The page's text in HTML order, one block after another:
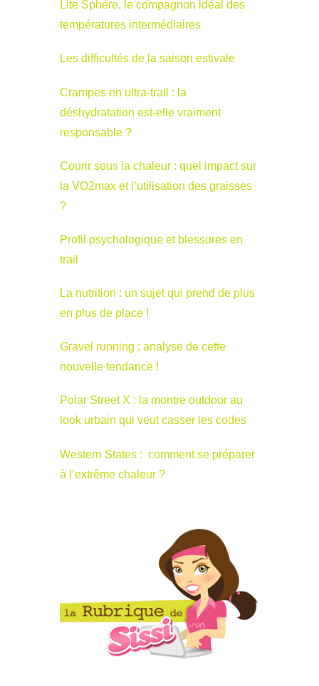
Lite Sphère, le compagnon idéal des
températures intermédiaires
Les difficultés de la saison estivale
Crampes en ultra-trail : la
déshydratation est-elle vraiment
responsable ?
Courir sous la chaleur : quel impact sur
la VO2max et l’utilisation des graisses
?
Profil psychologique et blessures en
trail
La nutrition : un sujet qui prend de plus
en plus de place !
Gravel running : analyse de cette
nouvelle tendance !
Polar Street X : la montre outdoor au
look urbain qui veut casser les codes
Western States : comment se préparer
à l’extrême chaleur ?